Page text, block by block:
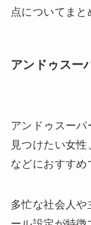
点についてまと
アンドゥスー
アンドゥスーパ
見つけたい女
などにおすすめ
多忙な社会人や